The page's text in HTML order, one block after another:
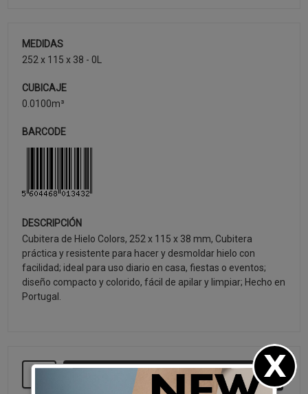
MEDIDAS
252 x 115 x 38 - 0L
CUBICAJE
0.0100m³
BARCODE
DESCRIPCIÓN
Cubitera de Hielo Colors, 252 x 115 x 38 mm, Cubitera
práctica y resistente para hacer y desmoldar hielo con
facilidad; ideal para uso diario en casa, fiestas o eventos;
diseño compacto y colorido, fácil de apilar y limpiar; Hecho en
Portugal.
SEGUIR COMPRANDO